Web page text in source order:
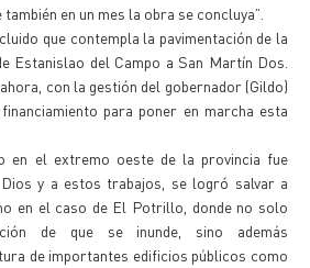
en un mes la obra se concluya”.
que contempla la pavimentación de la
Estanislao del Campo a San Martín Dos.
con la gestión del gobernador (Gildo)
para poner en marcha esta
en el extremo oeste de la provincia fue
y a estos trabajos, se logró salvar a
en el caso de El Potrillo, donde no solo
de que se inunde, sino además
de importantes edificios públicos como